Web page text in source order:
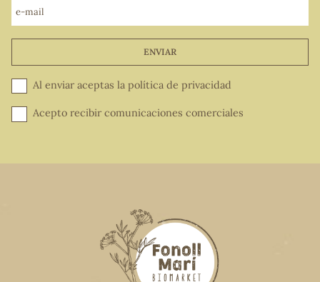
e-mail
ENVIAR
Al enviar aceptas la política de privacidad
Acepto recibir comunicaciones comerciales